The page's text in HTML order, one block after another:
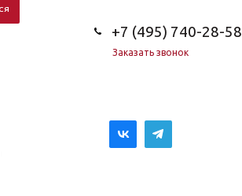
+7 (495) 740-28-58
Заказать звонок